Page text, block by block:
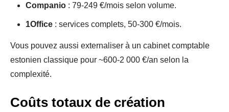
Companio : 79-249 €/mois selon volume.
1Office : services complets, 50-300 €/mois.
Vous pouvez aussi externaliser à un cabinet comptable
estonien classique pour ~600-2 000 €/an selon la
complexité.
Coûts totaux de création